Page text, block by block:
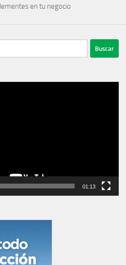
en tu negocio
01:13